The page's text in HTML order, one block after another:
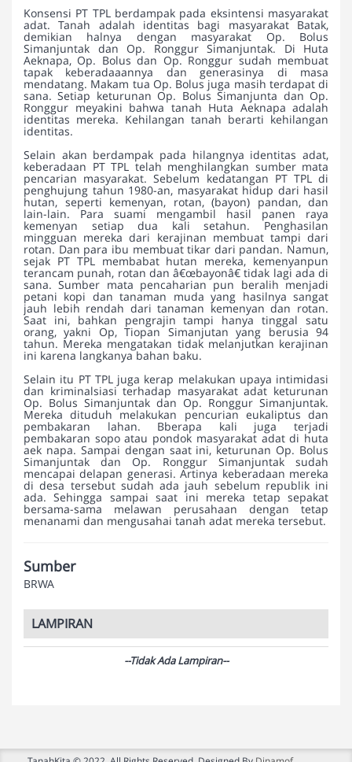
Konsensi PT TPL berdampak pada eksintensi masyarakat
adat. Tanah adalah identitas bagi masyarakat Batak,
demikian halnya dengan masyarakat Op. Bolus
Simanjuntak dan Op. Ronggur Simanjuntak. Di Huta
Aeknapa, Op. Bolus dan Op. Ronggur sudah membuat
tapak keberadaaannya dan generasinya di masa
mendatang. Makam tua Op. Bolus juga masih terdapat di
sana. Setiap keturunan Op. Bolus Simanjunta dan Op.
Ronggur meyakini bahwa tanah Huta Aeknapa adalah
identitas mereka. Kehilangan tanah berarti kehilangan
identitas.
Selain akan berdampak pada hilangnya identitas adat,
keberadaan PT TPL telah menghilangkan sumber mata
pencarian masyarakat. Sebelum kedatangan PT TPL di
penghujung tahun 1980-an, masyarakat hidup dari hasil
hutan, seperti kemenyan, rotan, (bayon) pandan, dan
lain-lain. Para suami mengambil hasil panen raya
kemenyan setiap dua kali setahun. Penghasilan
mingguan mereka dari kerajinan membuat tampi dari
rotan. Dan para ibu membuat tikar dari pandan. Namun,
sejak PT TPL membabat hutan mereka, kemenyanpun
terancam punah, rotan dan â€œbayonâ€ tidak lagi ada di
sana. Sumber mata pencaharian pun beralih menjadi
petani kopi dan tanaman muda yang hasilnya sangat
jauh lebih rendah dari tanaman kemenyan dan rotan.
Saat ini, bahkan pengrajin tampi hanya tinggal satu
orang, yakni Op, Tiopan Simanjutan yang berusia 94
tahun. Mereka mengatakan tidak melanjutkan kerajinan
ini karena langkanya bahan baku.
Selain itu PT TPL juga kerap melakukan upaya intimidasi
dan kriminalsiasi terhadap masyarakat adat keturunan
Op. Bolus Simanjuntak dan Op. Ronggur Simanjuntak.
Mereka dituduh melakukan pencurian eukaliptus dan
pembakaran lahan. Bberapa kali juga terjadi
pembakaran sopo atau pondok masyarakat adat di huta
aek napa. Sampai dengan saat ini, keturunan Op. Bolus
Simanjuntak dan Op. Ronggur Simanjuntak sudah
mencapai delapan generasi. Artinya keberadaan mereka
di desa tersebut sudah ada jauh sebelum republik ini
ada. Sehingga sampai saat ini mereka tetap sepakat
bersama-sama melawan perusahaan dengan tetap
menanami dan mengusahai tanah adat mereka tersebut.
Sumber
BRWA
LAMPIRAN
--Tidak Ada Lampiran--